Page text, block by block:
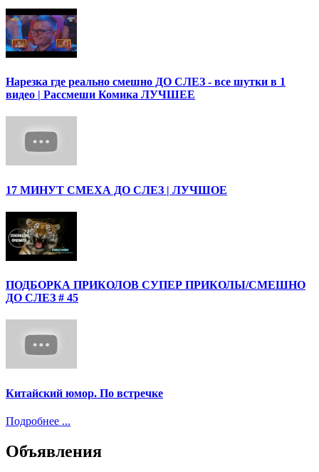
Нарезка где реально смешно ДО СЛЕЗ - все шутки в 1
видео | Рассмеши Комика ЛУЧШЕЕ
17 МИНУТ СМЕХА ДО СЛЕЗ | ЛУЧШОЕ
ПОДБОРКА ПРИКОЛОВ СУПЕР ПРИКОЛЫ/СМЕШНО
ДО СЛЕЗ # 45
Китайский юмор. По встречке
Подробнее ...
Объявления